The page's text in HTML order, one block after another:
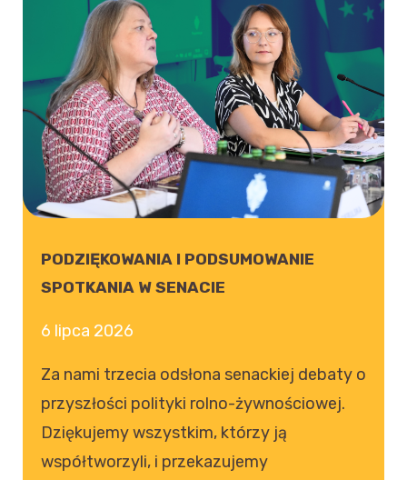
PODZIĘKOWANIA I PODSUMOWANIE
SPOTKANIA W SENACIE
6 lipca 2026
Za nami trzecia odsłona senackiej debaty o
przyszłości polityki rolno-żywnościowej.
Dziękujemy wszystkim, którzy ją
współtworzyli, i przekazujemy